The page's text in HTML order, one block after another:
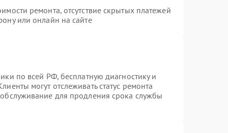
ремонта, отсутствие скрытых платежей
или онлайн на сайте
по всей РФ, бесплатную диагностику и
могут отслеживать статус ремонта
для продления срока службы